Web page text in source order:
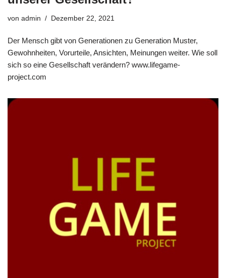
von admin Dezember 22, 2021
Der Mensch gibt von Generationen zu Generation Muster,
Gewohnheiten, Vorurteile, Ansichten, Meinungen weiter. Wie soll
sich so eine Gesellschaft verändern? www.lifegame-
project.com